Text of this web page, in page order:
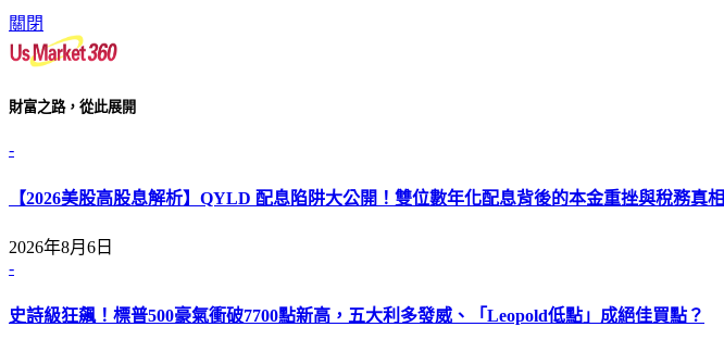
關閉
財富之路，從此展開
-
【2026美股高股息解析】QYLD 配息陷阱大公開！雙位數年化配息背後的本金重挫與稅務真相
2026年8月6日
-
史詩級狂飆！標普500豪氣衝破7700點新高，五大利多發威、「Leopold低點」成絕佳買點？